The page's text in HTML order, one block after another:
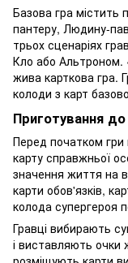
Базова гра містить
пантеру, Людину-
трьох сценаріях
Кло або Альтроном.
жива карткова гра.
колоди з карт
Приготування
Перед початком гри
карту справжньої
значення життя на
карти обов'язків,
колода супергероя
Гравці вибирають
і виставляють очки